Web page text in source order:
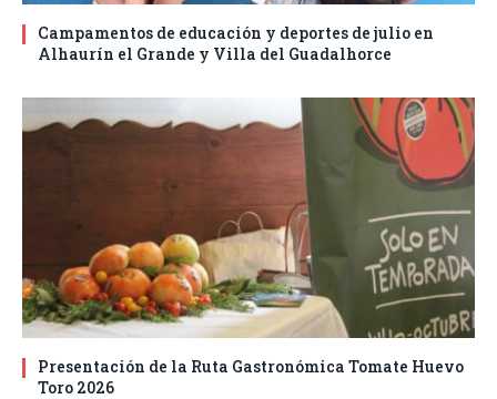
Campamentos de educación y deportes de julio en
Alhaurín el Grande y Villa del Guadalhorce
Presentación de la Ruta Gastronómica Tomate Huevo
Toro 2026